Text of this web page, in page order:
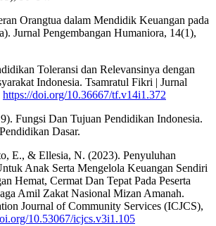
Orangtua dalam Mendidik Keuangan pada
Jurnal Pengembangan Humaniora, 14(1),
Toleransi dan Relevansinya dengan
Indonesia. Tsamratul Fikri | Jurnal
https://doi.org/10.36667/tf.v14i1.372
Fungsi Dan Tujuan Pendidikan Indonesia.
Dasar.
E., & Ellesia, N. (2023). Penyuluhan
Anak Serta Mengelola Keuangan Sendiri
Hemat, Cermat Dan Tepat Pada Peserta
Amil Zakat Nasional Mizan Amanah.
Journal of Community Services (ICJCS),
10.53067/icjcs.v3i1.105